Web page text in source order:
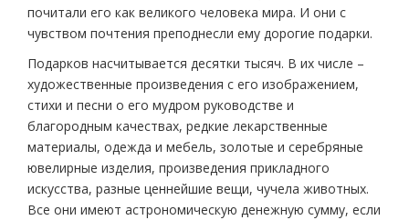
почитали его как великого человека мира. И они с
чувством почтения преподнесли ему дорогие подарки.
Подарков насчитывается десятки тысяч. В их числе –
художественные произведения с его изображением,
стихи и песни о его мудром руководстве и
благородным качествах, редкие лекарственные
материалы, одежда и мебель, золотые и серебряные
ювелирные изделия, произведения прикладного
искусства, разные ценнейшие вещи, чучела животных.
Все они имеют астрономическую денежную сумму, если